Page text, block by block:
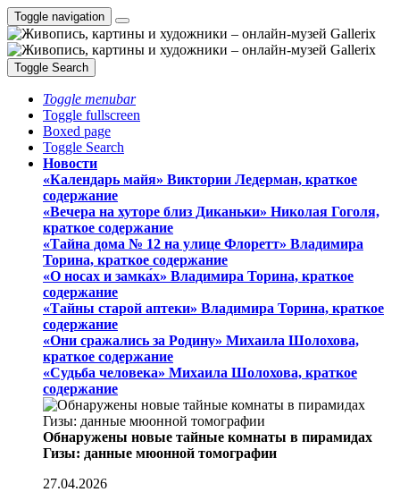
Toggle navigation
Toggle Search
Toggle menubar
Toggle fullscreen
Boxed page
Toggle Search
Новости
«Календарь майя» Виктории Ледерман, краткое
содержание
«Вечера на хуторе близ Диканьки» Николая Гоголя,
краткое содержание
«Тайна дома № 12 на улице Флоретт» Владимира
Торина, краткое содержание
«О носах и замка́х» Владимира Торина, краткое
содержание
«Тайны старой аптеки» Владимира Торина, краткое
содержание
«Они сражались за Родину» Михаила Шолохова,
краткое содержание
«Судьба человека» Михаила Шолохова, краткое
содержание
Обнаружены новые тайные комнаты в пирамидах
Гизы: данные мюонной томографии
27.04.2026